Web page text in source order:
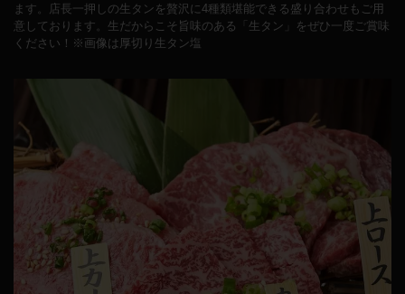
ます。店長一押しの生タンを贅沢に4種類堪能できる盛り合わせもご用
意しております。生だからこそ旨味のある「生タン」をぜひ一度ご賞味
ください！※画像は厚切り生タン塩